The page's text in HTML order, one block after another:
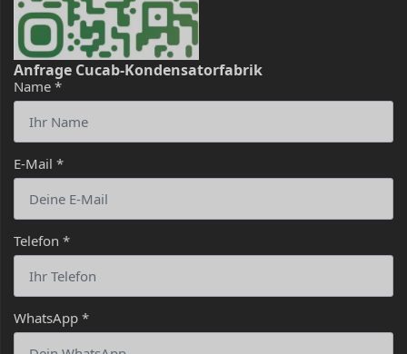
Anfrage Cucab-Kondensatorfabrik
Name *
E-Mail *
Telefon *
WhatsApp *